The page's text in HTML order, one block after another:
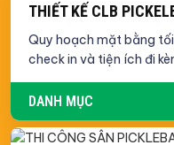
THIẾT KẾ CLB
Quy hoạch mặt bằng
check in và tiện ích đi
DANH MỤC